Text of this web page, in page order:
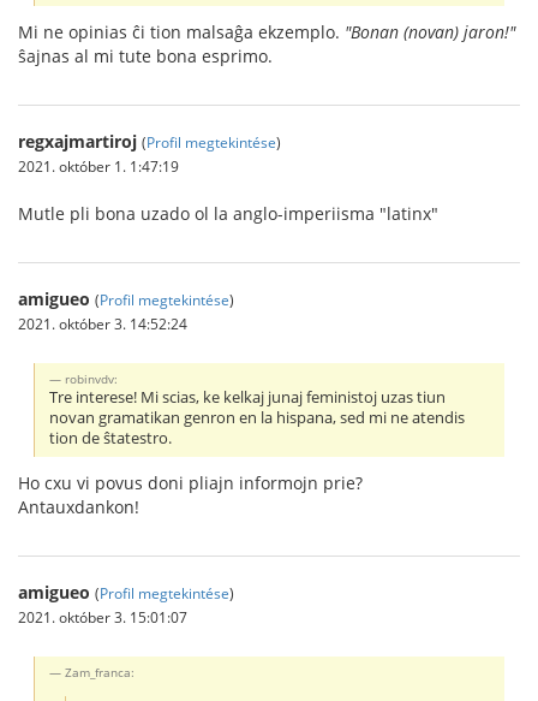
Mi ne opinias ĉi tion malsaĝa ekzemplo. "Bonan (novan) jaron!"
ŝajnas al mi tute bona esprimo.
regxajmartiroj (Profil megtekintése)
2021. október 1. 1:47:19
Mutle pli bona uzado ol la anglo-imperiisma "latinx"
amigueo (Profil megtekintése)
2021. október 3. 14:52:24
robinvdv:
Tre interese! Mi scias, ke kelkaj junaj feministoj uzas tiun
novan gramatikan genron en la hispana, sed mi ne atendis
tion de ŝtatestro.
Ho cxu vi povus doni pliajn informojn prie?
Antauxdankon!
amigueo (Profil megtekintése)
2021. október 3. 15:01:07
Zam_franca: